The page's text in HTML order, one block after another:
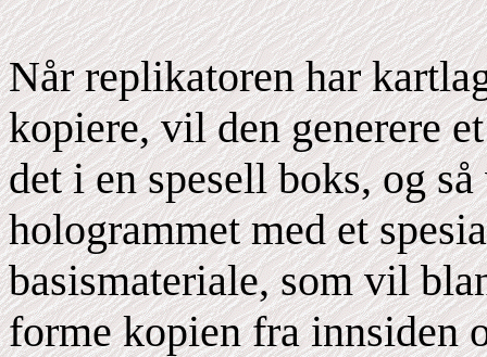
Når replikatoren har
kopiere, vil den generere
det i en spesell boks, og
hologrammet med et
basismateriale, som vil
forme kopien fra innsiden